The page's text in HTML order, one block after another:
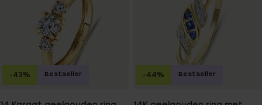
-43% Bestseller -44% Bestseller